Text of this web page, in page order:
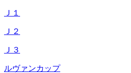
Ｊ１
Ｊ２
Ｊ３
ルヴァンカップ